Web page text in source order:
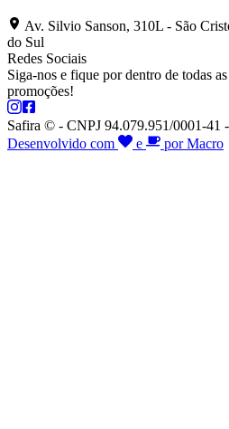
Av. Silvio Sanson, 310L - São
do Sul
Redes Sociais
Siga-nos e fique por dentro de todas
promoções!
Safira © - CNPJ 94.079.951/0001-41
Desenvolvido com
e por Macro